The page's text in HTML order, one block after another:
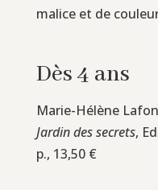
malice et de
Dès 4 ans
Marie-Hélène
Jardin des secrets,
p., 13,50 €